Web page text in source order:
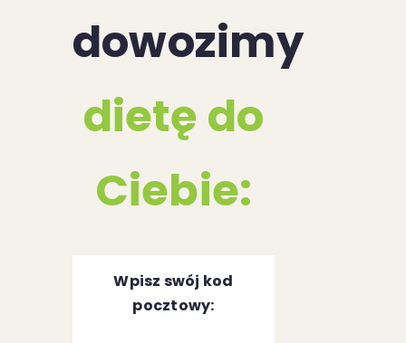
dowozimy
dietę do
Ciebie:
Wpisz swój kod
pocztowy: